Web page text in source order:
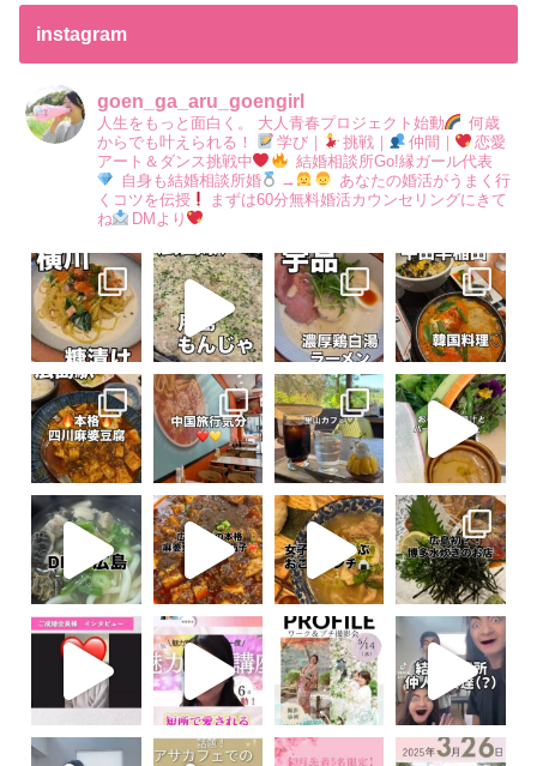
instagram
goen_ga_aru_goengirl
人生をもっと面白く。 大人青春プロジェクト始動
何歳
からでも叶えられる！
学び｜ 挑戦｜ 仲間｜
恋愛
アート＆ダンス挑戦中
結婚相談所Go!縁ガール代表
自身も結婚相談所婚
→
あなたの婚活がうまく行
くコツを伝授
まずは60分無料婚活カウンセリングにきて
ね
DMより